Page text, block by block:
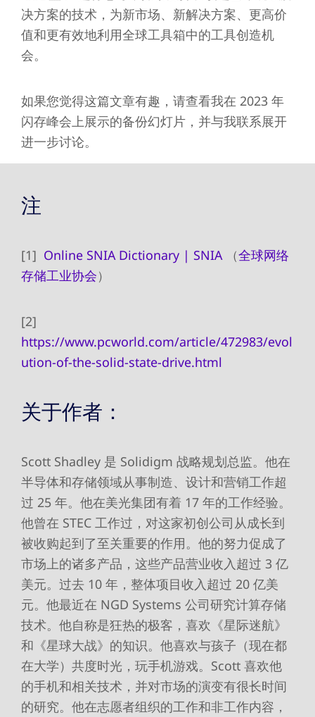
决方案的技术，为新市场、新解决方案、更高价
值和更有效地利用全球工具箱中的工具创造机
会。
如果您觉得这篇文章有趣，请查看我在 2023 年
闪存峰会上展示的备份幻灯片，并与我联系展开
进一步讨论。
注
[1] Online SNIA Dictionary | SNIA（全球网络
存储工业协会）
[2]
https://www.pcworld.com/article/472983/evol
ution-of-the-solid-state-drive.html
关于作者：
Scott Shadley 是 Solidigm 战略规划总监。他在
半导体和存储领域从事制造、设计和营销工作超
过 25 年。他在美光集团有着 17 年的工作经验。
他曾在 STEC 工作过，对这家初创公司从成长到
被收购起到了至关重要的作用。他的努力促成了
市场上的诸多产品，这些产品营业收入超过 3 亿
美元。过去 10 年，整体项目收入超过 20 亿美
元。他最近在 NGD Systems 公司研究计算存储
技术。他自称是狂热的极客，喜欢《星际迷航》
和《星球大战》的知识。他喜欢与孩子（现在都
在大学）共度时光，玩手机游戏。Scott 喜欢他
的手机和相关技术，并对市场的演变有很长时间
的研究。他在志愿者组织的工作和非工作内容，